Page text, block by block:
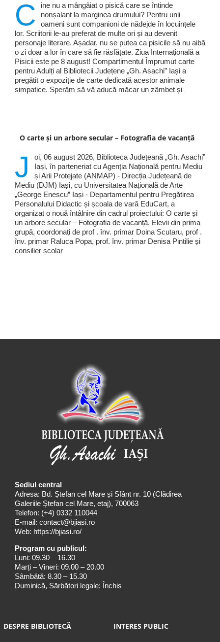
C
ine nu a mângâiat o pisică care se întinde
nonșalant la marginea drumului? Pentru unii
oameni sunt companioni de nădejde în locuințele
lor. Scriitorii le-au preferat de multe ori și au devenit
personaje literare. Așadar, nu se putea ca pisicile să nu aibă
o zi doar a lor în care să fie răsfățate. Ziua Internațională a
Pisicii este pe 8 august! Compartimentul Împrumut carte
pentru Adulți al Bibliotecii Județene „Gh. Asachi” Iași a
pregătit o expoziție de carte dedicată acestor animale
simpatice. Sperăm să vă aducă măcar un zâmbet și
O carte și un arbore secular – Fotografia de vacanță
J
oi, 06 august 2026, Biblioteca Județeană „Gh. Asachi”
Iași, în parteneriat cu Agenția Națională pentru Mediu
și Arii Protejate (ANMAP) - Direcția Județeană de
Mediu (DJM) Iași, cu Universitatea Națională de Arte
„George Enescu” Iași - Departamentul pentru Pregătirea
Personalului Didactic și școala de vară EduCart, a
organizat o nouă întâlnire din cadrul proiectului: O carte și
un arbore secular – Fotografia de vacanță. Elevii din prima
grupă, coordonați de prof . înv. primar Doina Scutaru, prof .
înv. primar Raluca Popa, prof. înv. primar Denisa Pintilie și
consilier școlar
Sediul central
Adresa: Bd. Ștefan cel Mare și Sfânt nr. 10 (Clădirea
Galeriile Ștefan cel Mare, etaj), 700063
Telefon: (+4) 0332 110044
E-mail: contact@bjiasi.ro
Web: https://bjiasi.ro/
Program cu publicul:
Luni: 09.30 – 16.30
Marți – Vineri: 09.00 – 20.00
Sâmbătă: 8.30 – 15.30
Duminică, Sărbători legale: Închis
DESPRE BIBLIOTECĂ INTERES PUBLIC